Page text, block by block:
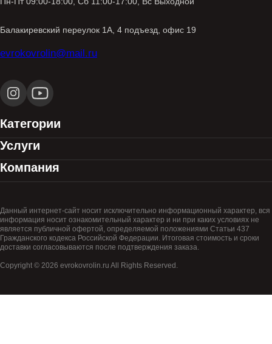
Балакиревский переулок 1А, 4 подъезд, офис 19
evrokovrolin@mail.ru
Категории
Услуги
Компания
Данный интернет-сайт носит исключительно информационный характер, вся
информация носит ознакомительный характер и ни при каких условиях не
является публичной офертой, определяемой положениями Статьи 437
Гражданского кодекса Российской Федерации. Итоговая стоимость и сроки
доставки согласовываются после подтверждения заказа.
Copyright © 2026 evrokovrolin.ru All Rights Reserved.